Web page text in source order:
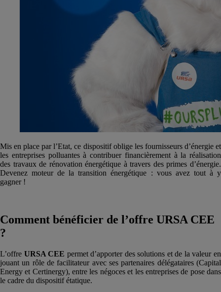
Mis en place par l’Etat, ce dispositif oblige les fournisseurs d’énergie et
les entreprises polluantes à contribuer financièrement à la réalisation
des travaux de rénovation énergétique à travers des primes d’énergie.
Devenez moteur de la transition énergétique : vous avez tout à y
gagner !
Comment bénéficier de l’offre URSA CEE
?
L’offre URSA CEE permet d’apporter des solutions et de la valeur en
jouant un rôle de facilitateur avec ses partenaires délégataires (Capital
Energy et Certinergy), entre les négoces et les entreprises de pose dans
le cadre du dispositif étatique.